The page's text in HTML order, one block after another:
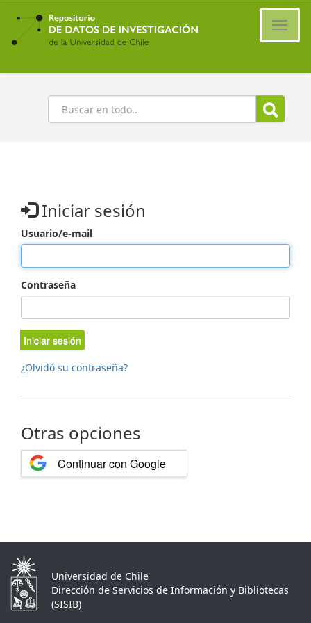
Ir
contenido
principal
Buscar
Iniciar sesión
Usuario/e-mail
Contraseña
Iniciar sesión
¿Olvidó su contraseña?
Otras opciones
Continuar con Google
Universidad de Chile
Dirección de Servicios de Información y Bibliotecas
(SISIB)